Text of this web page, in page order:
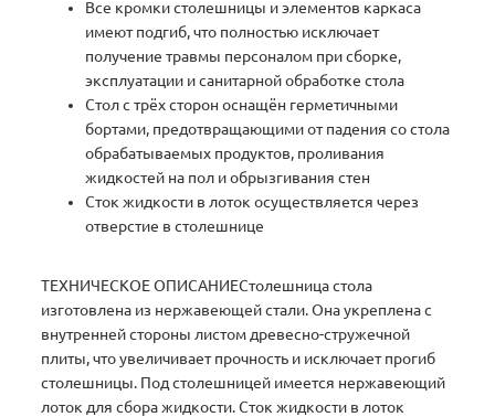
Все кромки столешницы и элементов каркаса
имеют подгиб, что полностью исключает
получение травмы персоналом при сборке,
эксплуатации и санитарной обработке стола
Стол с трёх сторон оснащён герметичными
бортами, предотвращающими от падения со стола
обрабатываемых продуктов, проливания
жидкостей на пол и обрызгивания стен
Сток жидкости в лоток осуществляется через
отверстие в столешнице
ТЕХНИЧЕСКОЕ ОПИСАНИЕСтолешница стола
изготовлена из нержавеющей стали. Она укреплена с
внутренней стороны листом древесно-стружечной
плиты, что увеличивает прочность и исключает прогиб
столешницы. Под столешницей имеется нержавеющий
лоток для сбора жидкости. Сток жидкости в лоток